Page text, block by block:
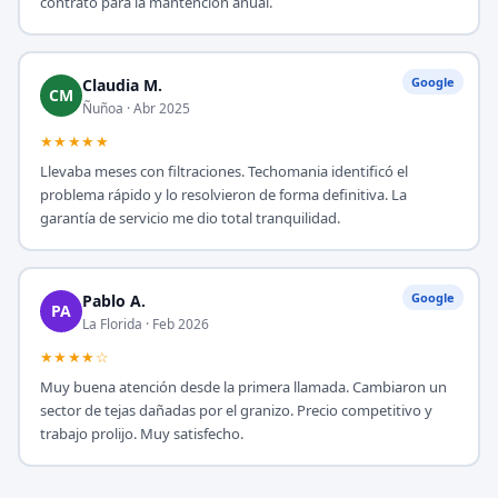
Google
CM Claudia M.
Ñuñoa · Abr 2025
★★★★★
Llevaba meses con filtraciones. Techomania identificó el
problema rápido y lo resolvieron de forma definitiva. La
garantía de servicio me dio total tranquilidad.
Google
PA Pablo A.
La Florida · Feb 2026
★★★★☆
Muy buena atención desde la primera llamada. Cambiaron un
sector de tejas dañadas por el granizo. Precio competitivo y
trabajo prolijo. Muy satisfecho.